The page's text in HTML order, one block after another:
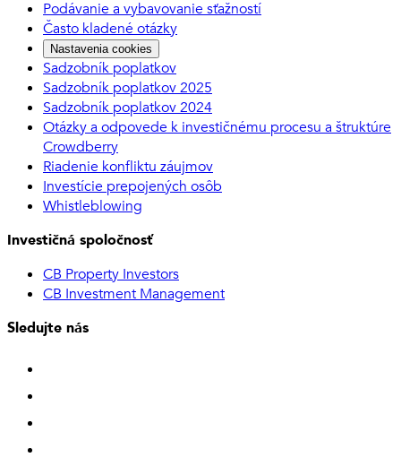
Podávanie a vybavovanie sťažností
Často kladené otázky
Nastavenia cookies
Sadzobník poplatkov
Sadzobník poplatkov 2025
Sadzobník poplatkov 2024
Otázky a odpovede k investičnému procesu a štruktúre
Crowdberry
Riadenie konfliktu záujmov
Investície prepojených osôb
Whistleblowing
Investičná spoločnosť
CB Property Investors
CB Investment Management
Sledujte nás